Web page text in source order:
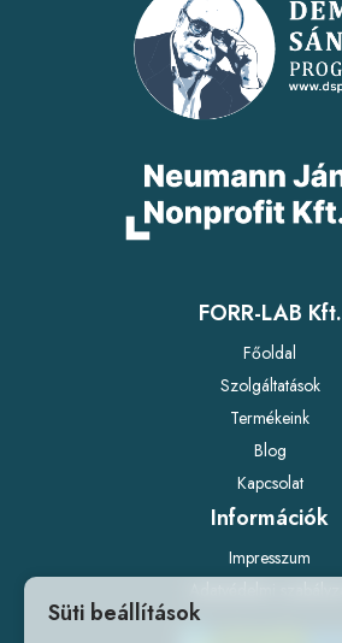
Süti beállítások
FORR-LAB Kft.
Főoldal
Szolgáltatások
Termékeink
Blog
Kapcsolat
Információk
Impresszum